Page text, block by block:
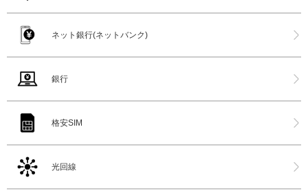
ネット銀行(ネットバンク)
銀行
格安SIM
光回線